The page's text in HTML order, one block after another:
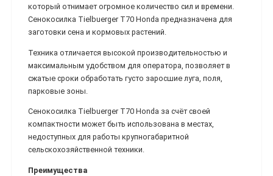
который отнимает огромное количество сил и времени.
Сенокосилка Tielbuerger T70 Honda предназначена для
заготовки сена и кормовых растений.
Техника отличается высокой производительностью и
максимальным удобством для оператора, позволяет в
сжатые сроки обработать густо заросшие луга, поля,
парковые зоны.
Сенокосилка Tielbuerger T70 Honda за счёт своей
компактности может быть использована в местах,
недоступных для работы крупногабаритной
сельскохозяйственной техники.
Преимущества